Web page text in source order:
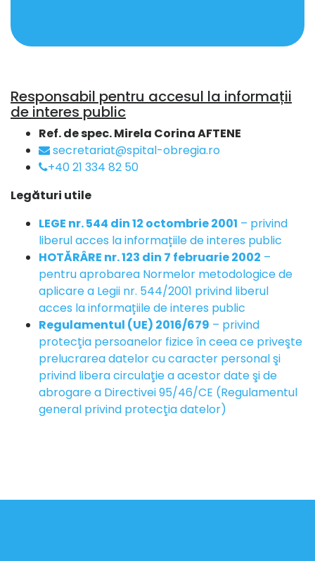
Responsabil pentru accesul la informații
de interes public
Ref. de spec. Mirela Corina AFTENE
secretariat@spital-obregia.ro
+40 21 334 82 50
Legături utile
LEGE nr. 544 din 12 octombrie 2001 – privind
liberul acces la informațiile de interes public
HOTĂRÂRE nr. 123 din 7 februarie 2002 –
pentru aprobarea Normelor metodologice de
aplicare a Legii nr. 544/2001 privind liberul
acces la informațiile de interes public
Regulamentul (UE) 2016/679 – privind
protecţia persoanelor fizice în ceea ce priveşte
prelucrarea datelor cu caracter personal şi
privind libera circulaţie a acestor date şi de
abrogare a Directivei 95/46/CE (Regulamentul
general privind protecţia datelor)